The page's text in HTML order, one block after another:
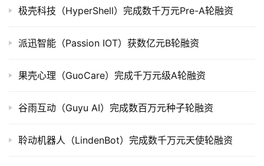
业
院
极壳科技（HyperShell）完成数千万元Pre-A轮融资
派迅智能（Passion IOT）获数亿元B轮融资
果壳心理（GuoCare）完成千万元级A轮融资
谷雨互动（Guyu AI）完成数百万元种子轮融资
聆动机器人（LindenBot）完成数千万元天使轮融资